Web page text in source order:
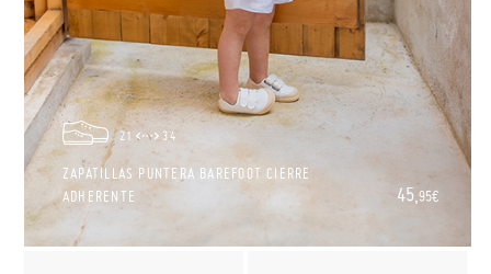
21 34
ZAPATILLAS PUNTERA BAREFOOT CIERRE
ADHERENTE
45, 95€